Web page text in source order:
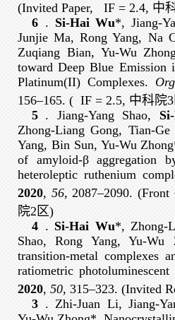
(Invited Paper,
IF = 2.4, 中
6 . Si-Hai Wu*, Jiang-
Junjie Ma, Rong Yang, Na
Zuqiang Bian, Yu-Wu
toward Deep Blue Emission
Platinum(II) Complexes.
156–165. ( IF = 2.5, 中科院
5 . Jiang-Yang Shao,
Zhong-Liang Gong, Tian-
Yang, Bin Sun, Yu-Wu
of amyloid-β aggregation
heteroleptic ruthenium
2020, 56, 2087–2090. (Front
院2区)
4 . Si-Hai Wu*, Zhong-
Shao, Rong Yang, Yu-Wu
transition-metal complexes
ratiometric
2020, 50, 315–323. (Invited
3 . Zhi-Juan Li, Jiang-